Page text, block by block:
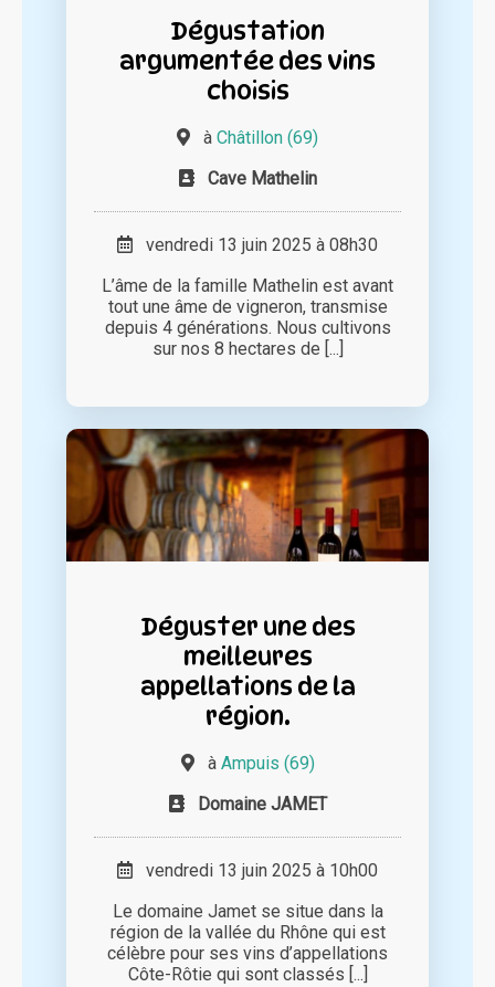
Dégustation
argumentée des vins
choisis
à Châtillon (69)
Cave Mathelin
vendredi 13 juin 2025 à 08h30
L’âme de la famille Mathelin est avant
tout une âme de vigneron, transmise
depuis 4 générations. Nous cultivons
sur nos 8 hectares de [...]
Déguster une des
meilleures
appellations de la
région.
à Ampuis (69)
Domaine JAMET
vendredi 13 juin 2025 à 10h00
Le domaine Jamet se situe dans la
région de la vallée du Rhône qui est
célèbre pour ses vins d’appellations
Côte-Rôtie qui sont classés [...]